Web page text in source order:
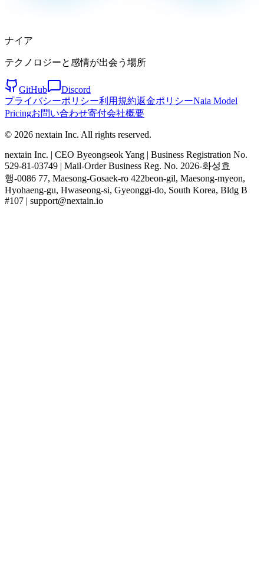
ナイア
テクノロジーと感情が出会う場所
GitHub
Discord
プライバシーポリシー利用規約返金ポリシーNaia Model
Pricingお問い合わせ寄付会社概要
© 2026 nextain Inc. All rights reserved.
nextain Inc. | CEO Byeongseok Yang | Business Registration No.
529-81-03749 | Mail-Order Business Reg. No. 2026-화성효
행-0086 77, Maesong-Gosaek-ro 422beon-gil, Maesong-myeon,
Hyohaeng-gu, Hwaseong-si, Gyeonggi-do, South Korea, Bldg B
#107 | support@nextain.io